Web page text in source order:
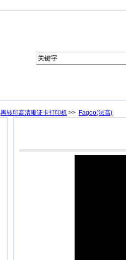
再转印高清晰证卡打印机 >> Fagoo(法高)